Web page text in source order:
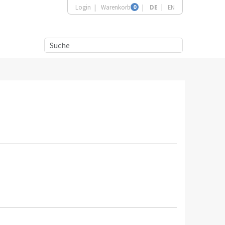
Login Warenkorb 0 DE EN